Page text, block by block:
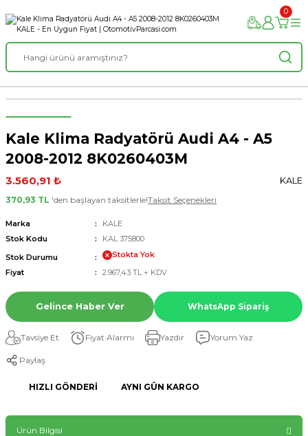
0
Kale Klima Radyatörü Audi A4 - A5
2008-2012 8K0260403M
3.560,91 ₺
KALE
370,93 TL 'den başlayan taksitlerle!Taksit Seçenekleri
Marka
KALE
Stok Kodu
KAL 375800
Stok Durumu
Stokta Yok
Fiyat
2.967,43 TL + KDV
Gelince Haber Ver WhatsApp Sipariş
Tavsiye Et Fiyat Alarmı Yazdır Yorum Yaz
Paylaş
HIZLI GÖNDERI AYNI GÜN KARGO
Ürün Bilgisi